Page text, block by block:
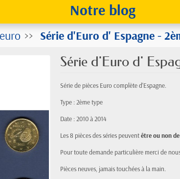
Notre blog
Série d'Euro d' Espagne -
Série d'Euro d'
Série de pièces Euro complète d'Espagne.
Type : 2ème type
Date : 2010 à 2014
Les 8 pièces des séries peuventêtre ou non
Pour toute demande particulière merci de
Pièces neuves, jamaistouchéesà la main.